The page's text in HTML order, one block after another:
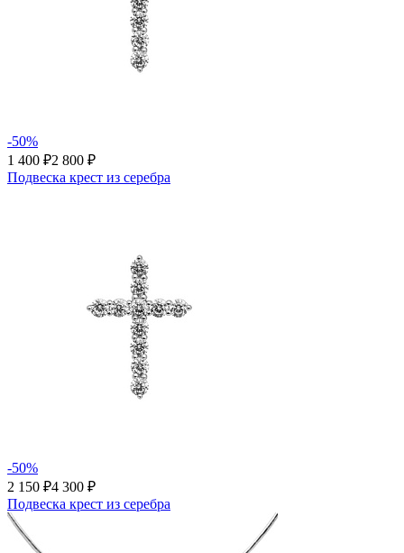
-50%
1 400 ₽2 800 ₽
Подвеска крест из серебра
-50%
2 150 ₽4 300 ₽
Подвеска крест из серебра